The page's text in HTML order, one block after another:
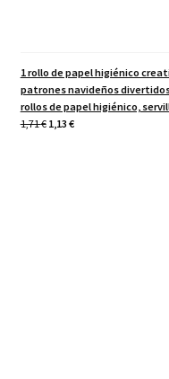
1 rollo de papel higiénico
patrones navideños
rollos de papel higiénico,
1,71€ El
1,13 €El